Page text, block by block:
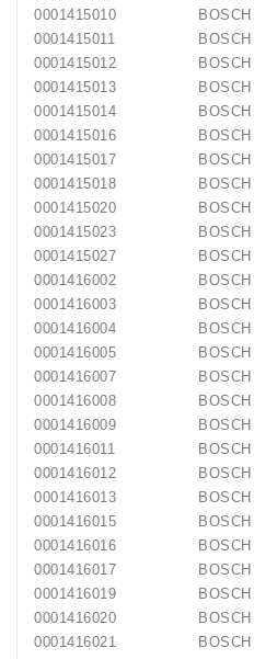
0001415010
BOSCH
0001415011
BOSCH
0001415012
BOSCH
0001415013
BOSCH
0001415014
BOSCH
0001415016
BOSCH
0001415017
BOSCH
0001415018
BOSCH
0001415020
BOSCH
0001415023
BOSCH
0001415027
BOSCH
0001416002
BOSCH
0001416003
BOSCH
0001416004
BOSCH
0001416005
BOSCH
0001416007
BOSCH
0001416008
BOSCH
0001416009
BOSCH
0001416011
BOSCH
0001416012
BOSCH
0001416013
BOSCH
0001416015
BOSCH
0001416016
BOSCH
0001416017
BOSCH
0001416019
BOSCH
0001416020
BOSCH
0001416021
BOSCH